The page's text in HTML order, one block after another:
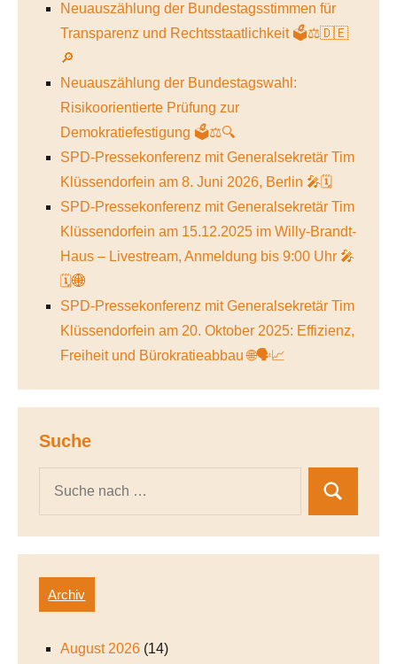
Neuauszählung der Bundestagsstimmen für
Transparenz und Rechtsstaatlichkeit 🗳️⚖️🇩🇪
🔎
Neuauszählung der Bundestagswahl:
Risikoorientierte Prüfung zur
Demokratiefestigung 🗳️⚖️🔍
SPD-Pressekonferenz mit Generalsekretär Tim
Klüssendorfein am 8. Juni 2026, Berlin 🎤🗓️
SPD-Pressekonferenz mit Generalsekretär Tim
Klüssendorfein am 15.12.2025 im Willy-Brandt-
Haus – Livestream, Anmeldung bis 9:00 Uhr 🎤
🗓️🌐
SPD-Pressekonferenz mit Generalsekretär Tim
Klüssendorfein am 20. Oktober 2025: Effizienz,
Freiheit und Bürokratieabbau 🌐🗣️📈
Suche
Archiv
August 2026 (14)